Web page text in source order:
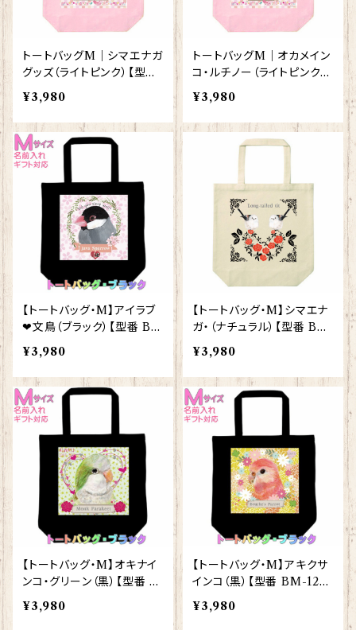
トートバッグM｜シマエナガ
グッズ（ライトピンク）【型番
BMLP-116】 しまえなが プ
レゼント ギフト
¥3,980
トートバッグM｜オカメイン
コ・ルチノー（ライトピンク）
【型番BMLP-129】
¥3,980
【トートバッグ・M】アイラブ
❤文鳥（ブラック）【型番 BM
-80】きゃぴあーと KYAPI
Art
¥3,980
【トートバッグ・M】シマエナ
ガ・（ナチュラル）【型番 BM
-132】モダン しまえなが プ
レゼント ギフト
¥3,980
【トートバッグ・M】オキナイ
ンコ・グリーン（黒）【型番 B
M-127】きゃぴあーと KYA
PIArt
¥3,980
【トートバッグ・M】アキクサ
インコ（黒）【型番 BM-125】
きゃぴあーと KYAPIArt
¥3,980